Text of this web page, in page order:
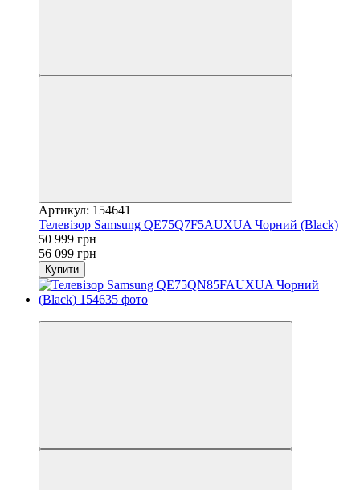
Артикул: 154641
Телевізор Samsung QE75Q7F5AUXUA Чорний (Black)
50 999 грн
56 099 грн
Купити